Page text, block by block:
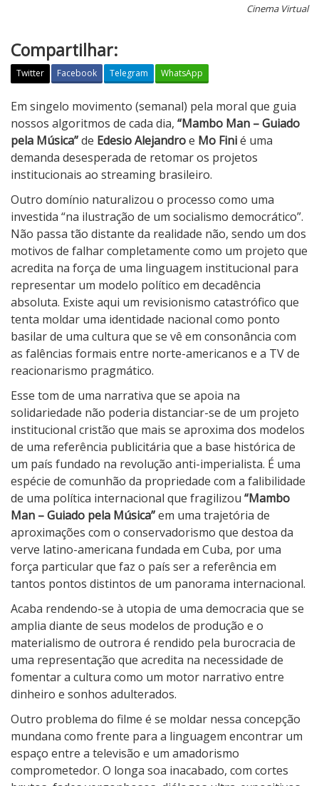
Cinema Virtual
Compartilhar:
Twitter Facebook Telegram WhatsApp
M
a
m
b
o
M
a
n
–
G
u
i
a
d
o
p
e
l
a
M
ú
s
i
c
a
Em singelo movimento (semanal) pela moral que guia
nossos algoritmos de cada dia, “Mambo Man – Guiado
pela Música”de Edesio Alejandroe Mo Finié uma
demanda desesperada de retomar os projetos
institucionais ao streaming brasileiro.
Outro domínio naturalizou o processo como uma
investida “na ilustração de um socialismo democrático”.
Não passa tão distante da realidade não, sendo um dos
motivos de falhar completamente como um projeto que
acredita na força de uma linguagem institucional para
representar um modelo político em decadência
absoluta. Existe aqui um revisionismo catastrófico que
tenta moldar uma identidade nacional como ponto
basilar de uma cultura que se vê em consonância com
as falências formais entre norte-americanos e a TV de
reacionarismo pragmático.
Esse tom de uma narrativa que se apoia na
solidariedade não poderia distanciar-se de um projeto
institucional cristão que mais se aproxima dos modelos
de uma referência publicitária que a base histórica de
um país fundado na revolução anti-imperialista. É uma
espécie de comunhão da propriedade com a falibilidade
de uma política internacional que fragilizou “Mambo
Man – Guiado pela Música”em uma trajetória de
aproximações com o conservadorismo que destoa da
verve latino-americana fundada em Cuba, por uma
força particular que faz o país ser a referência em
tantos pontos distintos de um panorama internacional.
Acaba rendendo-se à utopia de uma democracia que se
amplia diante de seus modelos de produção e o
materialismo de outrora é rendido pela burocracia de
uma representação que acredita na necessidade de
fomentar a cultura como um motor narrativo entre
dinheiro e sonhos adulterados.
Outro problema do filme é se moldar nessa concepção
mundana como frente para a linguagem encontrar um
espaço entre a televisão e um amadorismo
comprometedor. O longa soa inacabado, com cortes